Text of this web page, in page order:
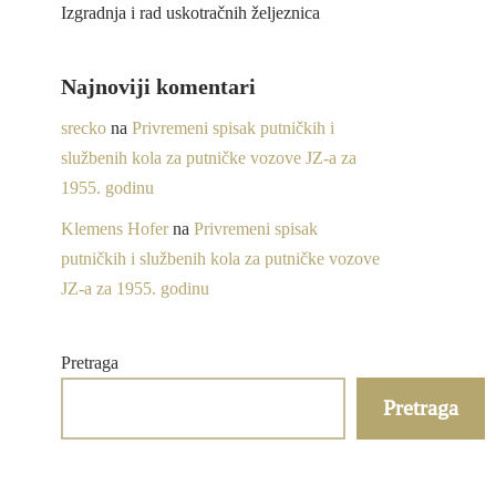
Izgradnja i rad uskotračnih željeznica
Najnoviji komentari
srecko na Privremeni spisak putničkih i
službenih kola za putničke vozove JZ-a za
1955. godinu
Klemens Hoferna Privremeni spisak
putničkih i službenih kola za putničke vozove
JZ-a za 1955. godinu
Pretraga
Pretraga